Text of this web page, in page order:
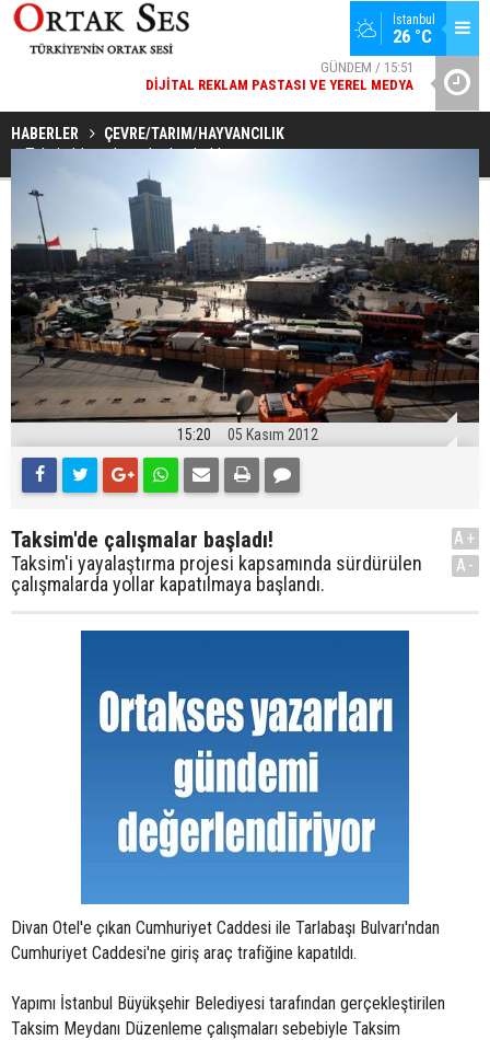
İstanbul
26 °C
GÜNDEM / 15:51
DIJITAL REKLAM PASTASI VE YEREL MEDYA
GENÇLERBIRLIĞI SPOR KULÜBÜNDEN AÇIKLAMA GELDI
HABERLER ÇEVRE/TARIM/HAYVANCILIK
Taksim'de çalışmalar başladı!
15:20 05 Kasım 2012
Taksim'de çalışmalar başladı!
Taksim'i yayalaştırma projesi kapsamında sürdürülen
çalışmalarda yollar kapatılmaya başlandı.
A+
A-
Divan Otel'e çıkan Cumhuriyet Caddesi ile Tarlabaşı Bulvarı'ndan
Cumhuriyet Caddesi'ne giriş araç trafiğine kapatıldı.
Yapımı İstanbul Büyükşehir Belediyesi tarafından gerçekleştirilen
Taksim Meydanı Düzenleme çalışmaları sebebiyle Taksim